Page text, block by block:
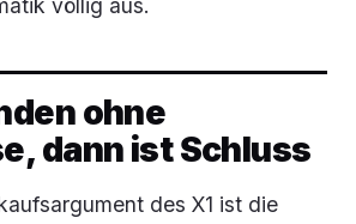
völlig aus.
ohne
dann ist Schluss
des X1 ist die